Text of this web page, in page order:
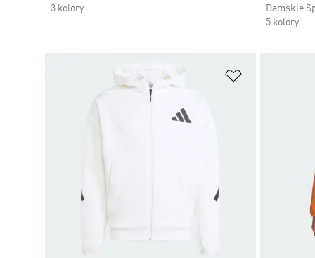
3 kolory
Damskie
5 kolory